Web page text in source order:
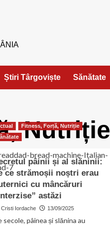
Știri Târgoviște Sănătate
Nutriție
Fitness, Forță, Nutriție
pâinii și al slăninii:
ce strămoșii noștri erau
cu mâncăruri
astăzi
Cristi Iordache 13/09/2025
secole, pâinea și slănina au